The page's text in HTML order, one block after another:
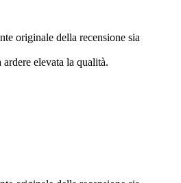
originale della recensione sia
elevata la qualità.